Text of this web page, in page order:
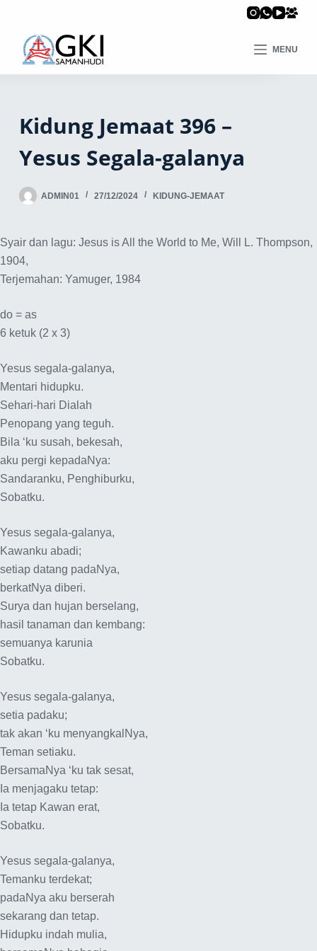
MENU
Kidung Jemaat 396 –
Yesus Segala-galanya
ADMIN01 27/12/2024 KIDUNG-JEMAAT
Syair dan lagu: Jesus is All the World to Me, Will L. Thompson,
1904,
Terjemahan: Yamuger, 1984
do = as
6 ketuk (2 x 3)
Yesus segala-galanya,
Mentari hidupku.
Sehari-hari Dialah
Penopang yang teguh.
Bila ‘ku susah, bekesah,
aku pergi kepadaNya:
Sandaranku, Penghiburku,
Sobatku.
Yesus segala-galanya,
Kawanku abadi;
setiap datang padaNya,
berkatNya diberi.
Surya dan hujan berselang,
hasil tanaman dan kembang:
semuanya karunia
Sobatku.
Yesus segala-galanya,
setia padaku;
tak akan ‘ku menyangkalNya,
Teman setiaku.
BersamaNya ‘ku tak sesat,
Ia menjagaku tetap:
Ia tetap Kawan erat,
Sobatku.
Yesus segala-galanya,
Temanku terdekat;
padaNya aku berserah
sekarang dan tetap.
Hidupku indah mulia,